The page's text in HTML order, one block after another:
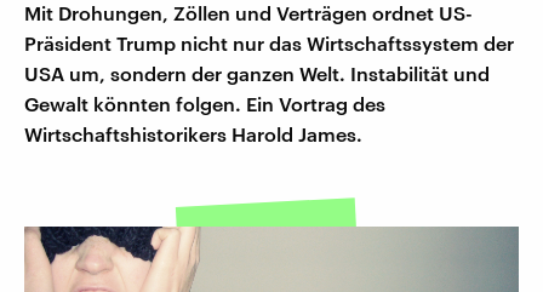
Mit Drohungen, Zöllen und Verträgen ordnet US-
Präsident Trump nicht nur das Wirtschaftssystem der
USA um, sondern der ganzen Welt. Instabilität und
Gewalt könnten folgen. Ein Vortrag des
Wirtschaftshistorikers Harold James.